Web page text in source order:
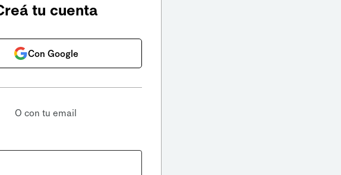
tu cuenta
Con Google
O con tu email